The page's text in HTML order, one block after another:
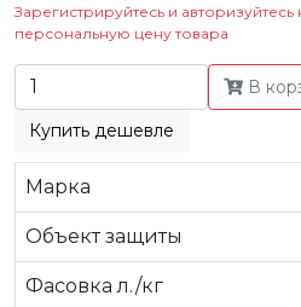
Зарегистрируйтесь и авторизуйтесь
персональную цену товара
В
Купить дешевле
Марка
Объект защиты
Фасовка л./кг